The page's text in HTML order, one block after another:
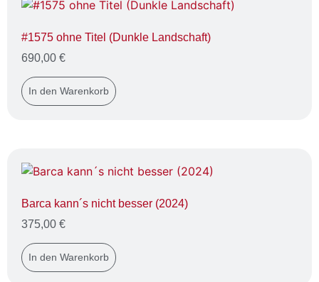
#1575 ohne Titel (Dunkle Landschaft)
690,00 €
In den Warenkorb
Barca kann´s nicht besser (2024)
375,00 €
In den Warenkorb